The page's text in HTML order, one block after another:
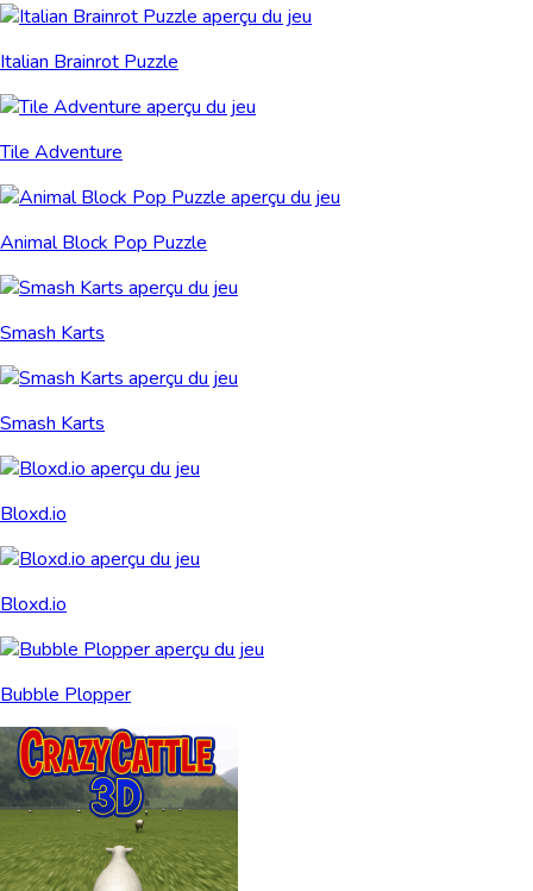
Italian Brainrot Puzzle
Tile Adventure
Animal Block Pop Puzzle
Smash Karts
Smash Karts
Bloxd.io
Bloxd.io
Bubble Plopper